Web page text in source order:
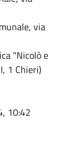
via
"Nicolò e
1 Chieri)
10:42